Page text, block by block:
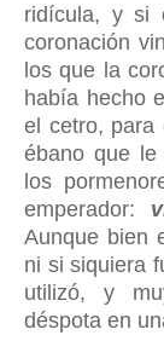
ridícula, y si
coronación
los que la
había hecho
el cetro, para
ébano que
los
emperador:
Aunque bien
ni si siquiera
utilizó, y
déspota en